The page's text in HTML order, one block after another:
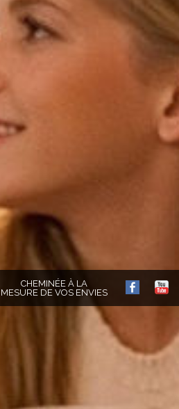
CHEMINÉE À LA
MESURE DE VOS ENVIES